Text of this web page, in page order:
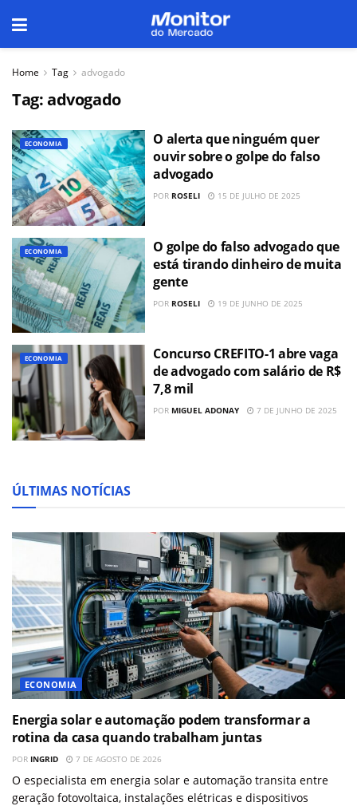
Home Tag advogado
Tag:advogado
ECONOMIA
O alerta que ninguém quer
ouvir sobre o golpe do falso
advogado
POR ROSELI 15 DE JULHO DE 2025
ECONOMIA
O golpe do falso advogado que
está tirando dinheiro de muita
gente
POR ROSELI 19 DE JUNHO DE 2025
ECONOMIA
Concurso CREFITO-1 abre vaga
de advogado com salário de R$
7,8 mil
POR MIGUEL ADONAY 7 DE JUNHO DE 2025
ÚLTIMAS NOTÍCIAS
ECONOMIA
Energia solar e automação podem transformar a
rotina da casa quando trabalham juntas
POR INGRID 7 DE AGOSTO DE 2026
O especialista em energia solar e automação transita entre
geração fotovoltaica, instalações elétricas e dispositivos